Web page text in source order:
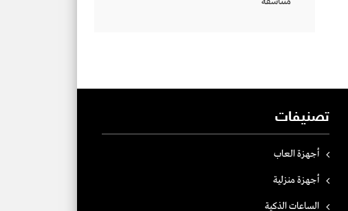
تصنيفات
أجهزة العاب
أجهزة منزلية
الساعات الذكية